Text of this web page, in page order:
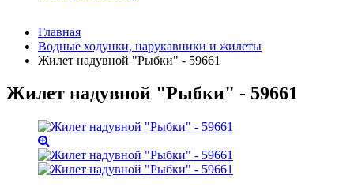
Главная
Водные ходунки, нарукавники и жилеты
Жилет надувной "Рыбки" - 59661
Жилет надувной "Рыбки" - 59661